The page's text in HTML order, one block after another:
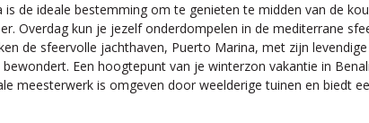
is de ideale bestemming om te genieten te midden van de
Overdag kun je jezelf onderdompelen in de mediterrane
de sfeervolle jachthaven, Puerto Marina, met zijn
Een hoogtepunt van je winterzon vakantie in
meesterwerk is omgeven door weelderige tuinen en biedt